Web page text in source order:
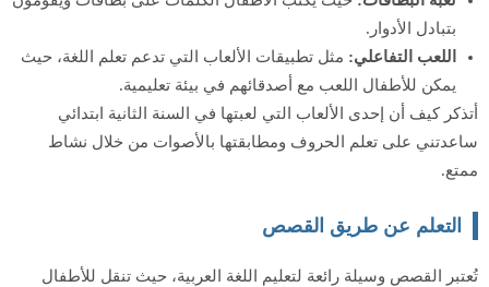
بتبادل الأدوار.
اللعب التفاعلي: مثل تطبيقات الألعاب التي تدعم تعلم اللغة، حيث
يمكن للأطفال اللعب مع أصدقائهم في بيئة تعليمية.
أتذكر كيف أن إحدى الألعاب التي لعبتها في السنة الثانية ابتدائي
ساعدتني على تعلم الحروف ومطابقتها بالأصوات من خلال نشاط
ممتع.
التعلم عن طريق القصص
تُعتبر القصص وسيلة رائعة لتعليم اللغة العربية، حيث تنقل للأطفال